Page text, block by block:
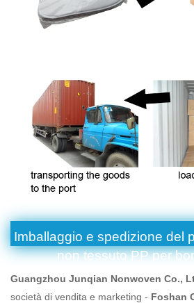
Imballaggio e spedizione del
non tessuto PP per
Guangzhou Junqian Nonwoven Co.,
società di vendita e marketing - Foshan